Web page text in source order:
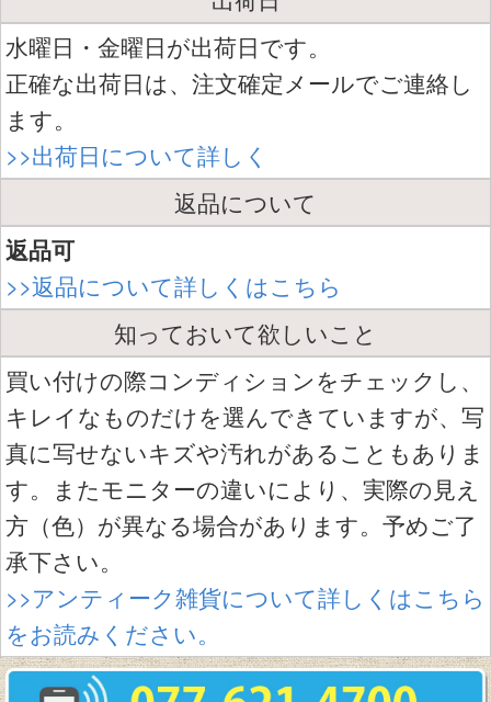
水曜日・金曜日が出荷日です。
正確な出荷日は、注文確定メールでご連絡し
ます。
>>出荷日について詳しく
返品について
返品可
>>返品について詳しくはこちら
知っておいて欲しいこと
買い付けの際コンディションをチェックし、
キレイなものだけを選んできていますが、写
真に写せないキズや汚れがあることもありま
す。またモニターの違いにより、実際の見え
方（色）が異なる場合があります。予めご了
承下さい。
>>アンティーク雑貨について詳しくはこちら
をお読みください。